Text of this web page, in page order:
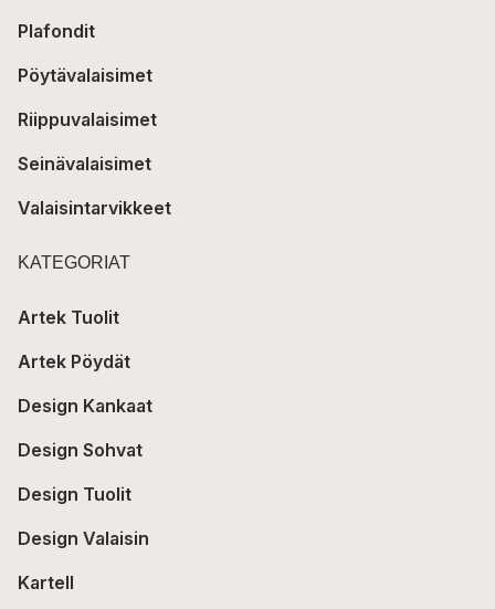
Plafondit
Pöytävalaisimet
Riippuvalaisimet
Seinävalaisimet
Valaisintarvikkeet
KATEGORIAT
Artek Tuolit
Artek Pöydät
Design Kankaat
Design Sohvat
Design Tuolit
Design Valaisin
Kartell